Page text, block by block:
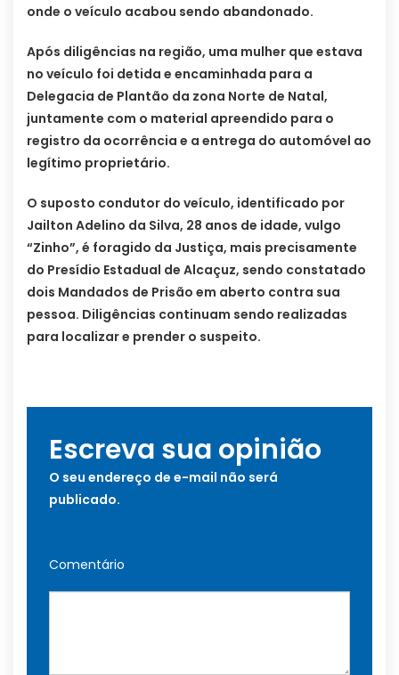
onde o veículo acabou sendo abandonado.
Após diligências na região, uma mulher que estava
no veículo foi detida e encaminhada para a
Delegacia de Plantão da zona Norte de Natal,
juntamente com o material apreendido para o
registro da ocorrência e a entrega do automóvel ao
legítimo proprietário.
O suposto condutor do veículo, identificado por
Jailton Adelino da Silva, 28 anos de idade, vulgo
“Zinho”, é foragido da Justiça, mais precisamente
do Presídio Estadual de Alcaçuz, sendo constatado
dois Mandados de Prisão em aberto contra sua
pessoa. Diligências continuam sendo realizadas
para localizar e prender o suspeito.
Escreva sua opinião
O seu endereço de e-mail não será
publicado.
Comentário